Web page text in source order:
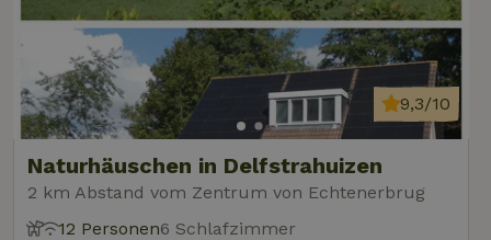
Naturhäuschen in Delfstrahuizen
2 km Abstand vom Zentrum von Echtenerbrug
9,3/10
12 Personen6 Schlafzimmer